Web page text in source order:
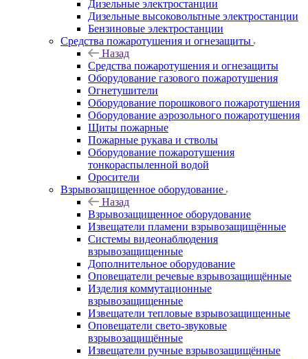
Дизельные электростанции
Дизельные высоковольтные электростанции
Бензиновые электростанции
Средства пожаротушения и огнезащиты
Назад
Средства пожаротушения и огнезащиты
Оборудование газового пожаротушения
Огнетушители
Оборудование порошкового пожаротушения
Оборудование аэрозольного пожаротушения
Щиты пожарные
Пожарные рукава и стволы
Оборудование пожаротушения
тонкораспыленной водой
Оросители
Взрывозащищенное оборудование
Назад
Взрывозащищенное оборудование
Извещатели пламени взрывозащищённые
Системы видеонаблюдения
взрывозащищенные
Дополнительное оборудование
Оповещатели речевые взрывозащищённые
Изделия коммутационные
взрывозащищенные
Извещатели тепловые взрывозащищенные
Оповещатели свето-звуковые
взрывозащищённые
Извещатели ручные взрывозащищённые